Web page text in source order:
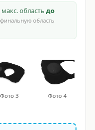
макс. область до
область
Фото 3 Фото 4